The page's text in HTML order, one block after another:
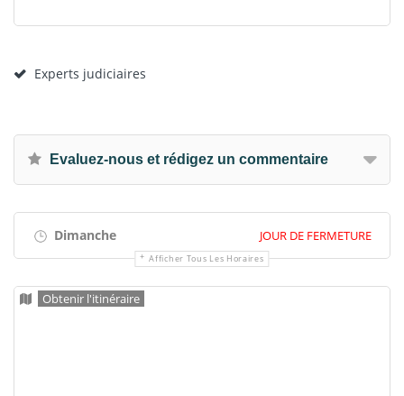
Experts judiciaires
Evaluez-nous et rédigez un commentaire
Dimanche JOUR DE FERMETURE
Afficher Tous Les Horaires
Obtenir l'itinéraire